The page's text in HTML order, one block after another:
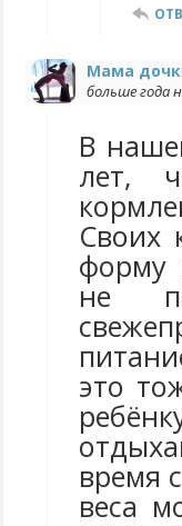
Мама
больше года
В
лет,
Своих
форму
не
это
время
веса